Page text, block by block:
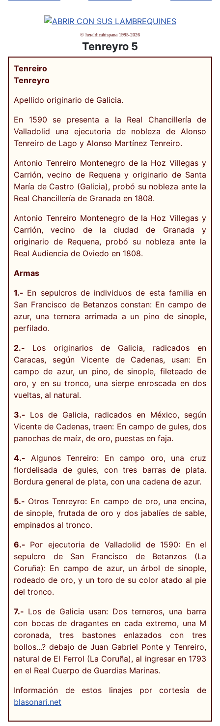
© heraldicahispana 1995-2026
Tenreyro 5
Tenreiro
Tenreyro
Apellido originario de Galicia.
En 1590 se presenta a la Real Chancillería de
Valladolid una ejecutoria de nobleza de Alonso
Tenreiro de Lago y Alonso Martínez Tenreiro.
Antonio Tenreiro Montenegro de la Hoz Villegas y
Carrión, vecino de Requena y originario de Santa
María de Castro (Galicia), probó su nobleza ante la
Real Chancillería de Granada en 1808.
Antonio Tenreiro Montenegro de la Hoz Villegas y
Carrión, vecino de la ciudad de Granada y
originario de Requena, probó su nobleza ante la
Real Audiencia de Oviedo en 1808.
Armas
1.- En sepulcros de individuos de esta familia en
San Francisco de Betanzos constan: En campo de
azur, una ternera arrimada a un pino de sinople,
perfilado.
2.- Los originarios de Galicia, radicados en
Caracas, según Vicente de Cadenas, usan: En
campo de azur, un pino, de sinople, fileteado de
oro, y en su tronco, una sierpe enroscada en dos
vueltas, al natural.
3.- Los de Galicia, radicados en México, según
Vicente de Cadenas, traen: En campo de gules, dos
panochas de maíz, de oro, puestas en faja.
4.- Algunos Tenreiro: En campo oro, una cruz
flordelisada de gules, con tres barras de plata.
Bordura general de plata, con una cadena de azur.
5.- Otros Tenreyro: En campo de oro, una encina,
de sinople, frutada de oro y dos jabalíes de sable,
empinados al tronco.
6.- Por ejecutoria de Valladolid de 1590: En el
sepulcro de San Francisco de Betanzos (La
Coruña): En campo de azur, un árbol de sinople,
rodeado de oro, y un toro de su color atado al pie
del tronco.
7.- Los de Galicia usan: Dos terneros, una barra
con bocas de dragantes en cada extremo, una M
coronada, tres bastones enlazados con tres
bollos...? debajo de Juan Gabriel Ponte y Tenreiro,
natural de El Ferrol (La Coruña), al ingresar en 1793
en el Real Cuerpo de Guardias Marinas.
Información de estos linajes por cortesía de
blasonari.net